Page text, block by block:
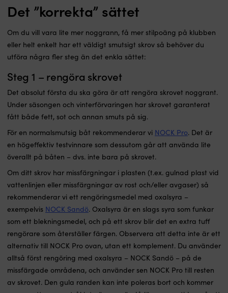
Det ”korrekta” sättet
Om du vill vara lite mer noggrann, få mer stilpoäng på klubben
eller helt enkelt har ett väldigt smutsigt skrov så behöver du
utföra några fler steg än det enkla sättet:
Steg 1 – rengöra skrovet
Det absolut första du ska göra är att rengöra skrovet noggrant.
Under säsongen och vinterförvaringen har skrovet garanterat
fått både fett, sot och annan smuts på sig.
För en normalsmutsig båt rekommenderar vi NOCK Pro. Det är
en högeffektiv testvinnare som dessutom går att använda lite
överallt på båten – dvs. inte bara på skrovet.
Om ditt skrov har missfärgningar i plasten (t.ex. gulnad plast vid
vattenlinjen eller missfärgningar av rost och/eller avgaser) så
rekommenderar vi ett rengöringsmedel med oxalsyra –
exempelvis NOCK Sandö. Oxalsyra är en slags syra som funkar
som ett blekningsmedel, och på ett skrov blir det en extra tuff
rengörare som återställer färgen. Observera att detta inte är ett
alternativ till NOCK Pro ovan, utan ett komplement. Du använder
alltså först rengöring med oxalsyra – NOCK Sandö – på de
missfärgade områdena, och använder sen NOCK Pro till resten
av skrovet. Den gula randen kan inte poleras bort och kommer